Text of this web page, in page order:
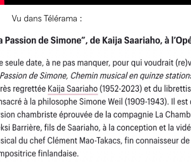
Vu dans Télérama :